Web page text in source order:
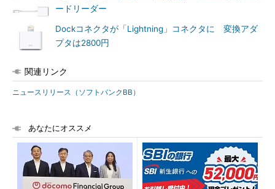
ードリーダー
Dockコネクタが「Lightning」コネクタに 変換アダ
プタは2800円
関連リンク
ニュースリリース（ソフトバンクBB）
あなたにオススメ